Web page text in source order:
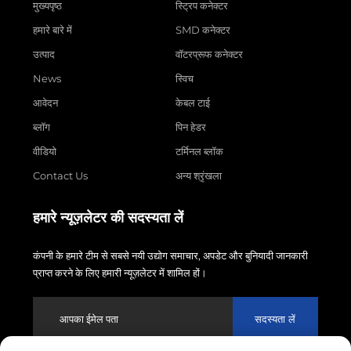
मुख्यपृष्ठ
हमारे बारे में
उत्पाद
News
आवेदन
ब्लॉग
वीडियो
Contact Us
स्ट्रिप कनेक्टर
SMD कनेक्टर
वॉटरप्रूफ कनेक्टर
स्विच
केबल टाई
पिन हेडर
टर्मिनल ब्लॉक
अन्य श्रृंखला
हमारे न्यूज़लेटर की सदस्यता लें
कंपनी के हमारे टीम से सबसे नयी उद्योग समाचार, अपडेट और बुनियादी जानकारी
प्राप्त करने के लिए हमारी न्यूज़लेटर में शामिल हों।
सदस्यता लें